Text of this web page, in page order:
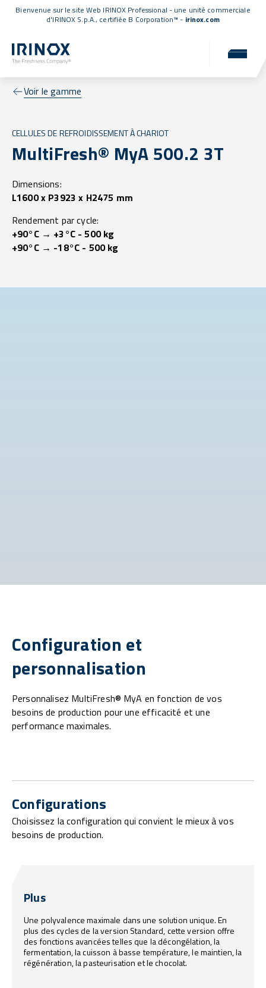
Bienvenue sur le site Web IRINOX Professional - une unité commerciale
d'IRINOX S.p.A., certifiée B Corporation™ - irinox.com
Voir le gamme
CELLULES DE REFROIDISSEMENT À CHARIOT
MultiFresh® MyA 500.2 3T
Dimensions:
L1600 x P3923 x H2475 mm
Rendement par cycle:
+90°C → +3°C - 500 kg
+90°C → -18°C - 500 kg
Configuration et
personnalisation
Personnalisez MultiFresh® MyA en fonction de vos
besoins de production pour une efficacité et une
performance maximales.
Configurations
Choisissez la configuration qui convient le mieux à vos
besoins de production.
Plus
Une polyvalence maximale dans une solution unique. En
plus des cycles de la version Standard, cette version offre
des fonctions avancées telles que la décongélation, la
fermentation, la cuisson à basse température, le maintien, la
régénération, la pasteurisation et le chocolat.